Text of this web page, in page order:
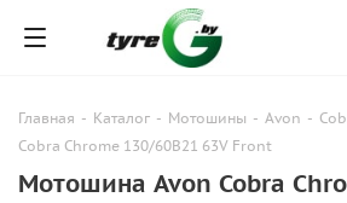
Главная - Каталог - Мотошины - Avon -
Cobra Chrome 130/60B21 63V Front
Мотошина Avon Cobra